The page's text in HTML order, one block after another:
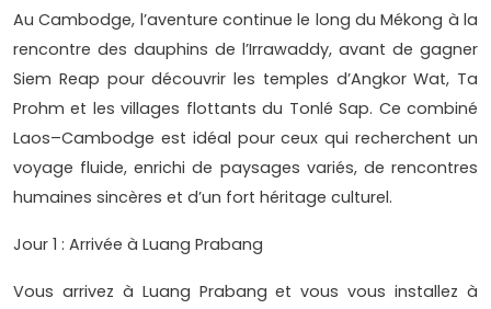
Au Cambodge, l’aventure continue le long du Mékong à la
rencontre des dauphins de l’Irrawaddy, avant de gagner
Siem Reap pour découvrir les temples d’Angkor Wat, Ta
Prohm et les villages flottants du Tonlé Sap. Ce combiné
Laos–Cambodge est idéal pour ceux qui recherchent un
voyage fluide, enrichi de paysages variés, de rencontres
humaines sincères et d’un fort héritage culturel.
Jour 1 : Arrivée à Luang Prabang
Vous arrivez à Luang Prabang et vous vous installez à